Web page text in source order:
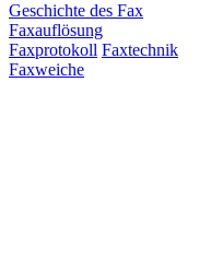
Geschichte des Fax
Faxauflösung
Faxprotokoll Faxtechnik
Faxweiche